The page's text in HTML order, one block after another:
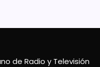
de Radio y Televisión